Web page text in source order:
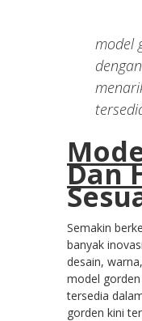
model
Dan
Semakin
banyak
desain,
model
tersedia
gorden kini